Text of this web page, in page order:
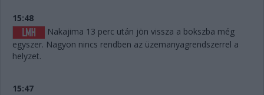
15:48
Nakajima 13 perc után jön vissza a bokszba még
egyszer. Nagyon nincs rendben az üzemanyagrendszerrel a
helyzet.
15:47